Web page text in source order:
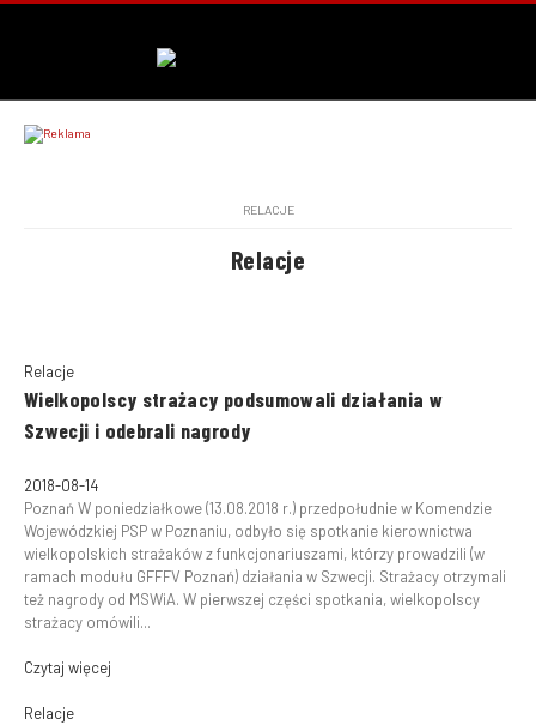
RELACJE
Relacje
Relacje
Wielkopolscy strażacy podsumowali działania w
Szwecji i odebrali nagrody
2018-08-14
Poznań W poniedziałkowe (13.08.2018 r.) przedpołudnie w Komendzie
Wojewódzkiej PSP w Poznaniu, odbyło się spotkanie kierownictwa
wielkopolskich strażaków z funkcjonariuszami, którzy prowadzili (w
ramach modułu GFFFV Poznań) działania w Szwecji. Strażacy otrzymali
też nagrody od MSWiA. W pierwszej części spotkania, wielkopolscy
strażacy omówili...
Czytaj więcej
Relacje